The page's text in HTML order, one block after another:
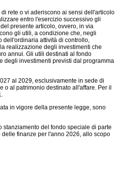
rete o vi aderiscono ai sensi dell'articolo
entro l'esercizio successivo gli
presente articolo, ovvero, in via
gli utili, a condizione che, negli
dell'ordinaria attività di controllo,
realizzazione degli investimenti che
annui. Gli utili destinati al fondo
degli investimenti previsti dal programma
al 2029, esclusivamente in sede di
al patrimonio destinato all'affare. Per il
in vigore della presente legge, sono
del fondo speciale di parte
finanze per l'anno 2026, allo scopo